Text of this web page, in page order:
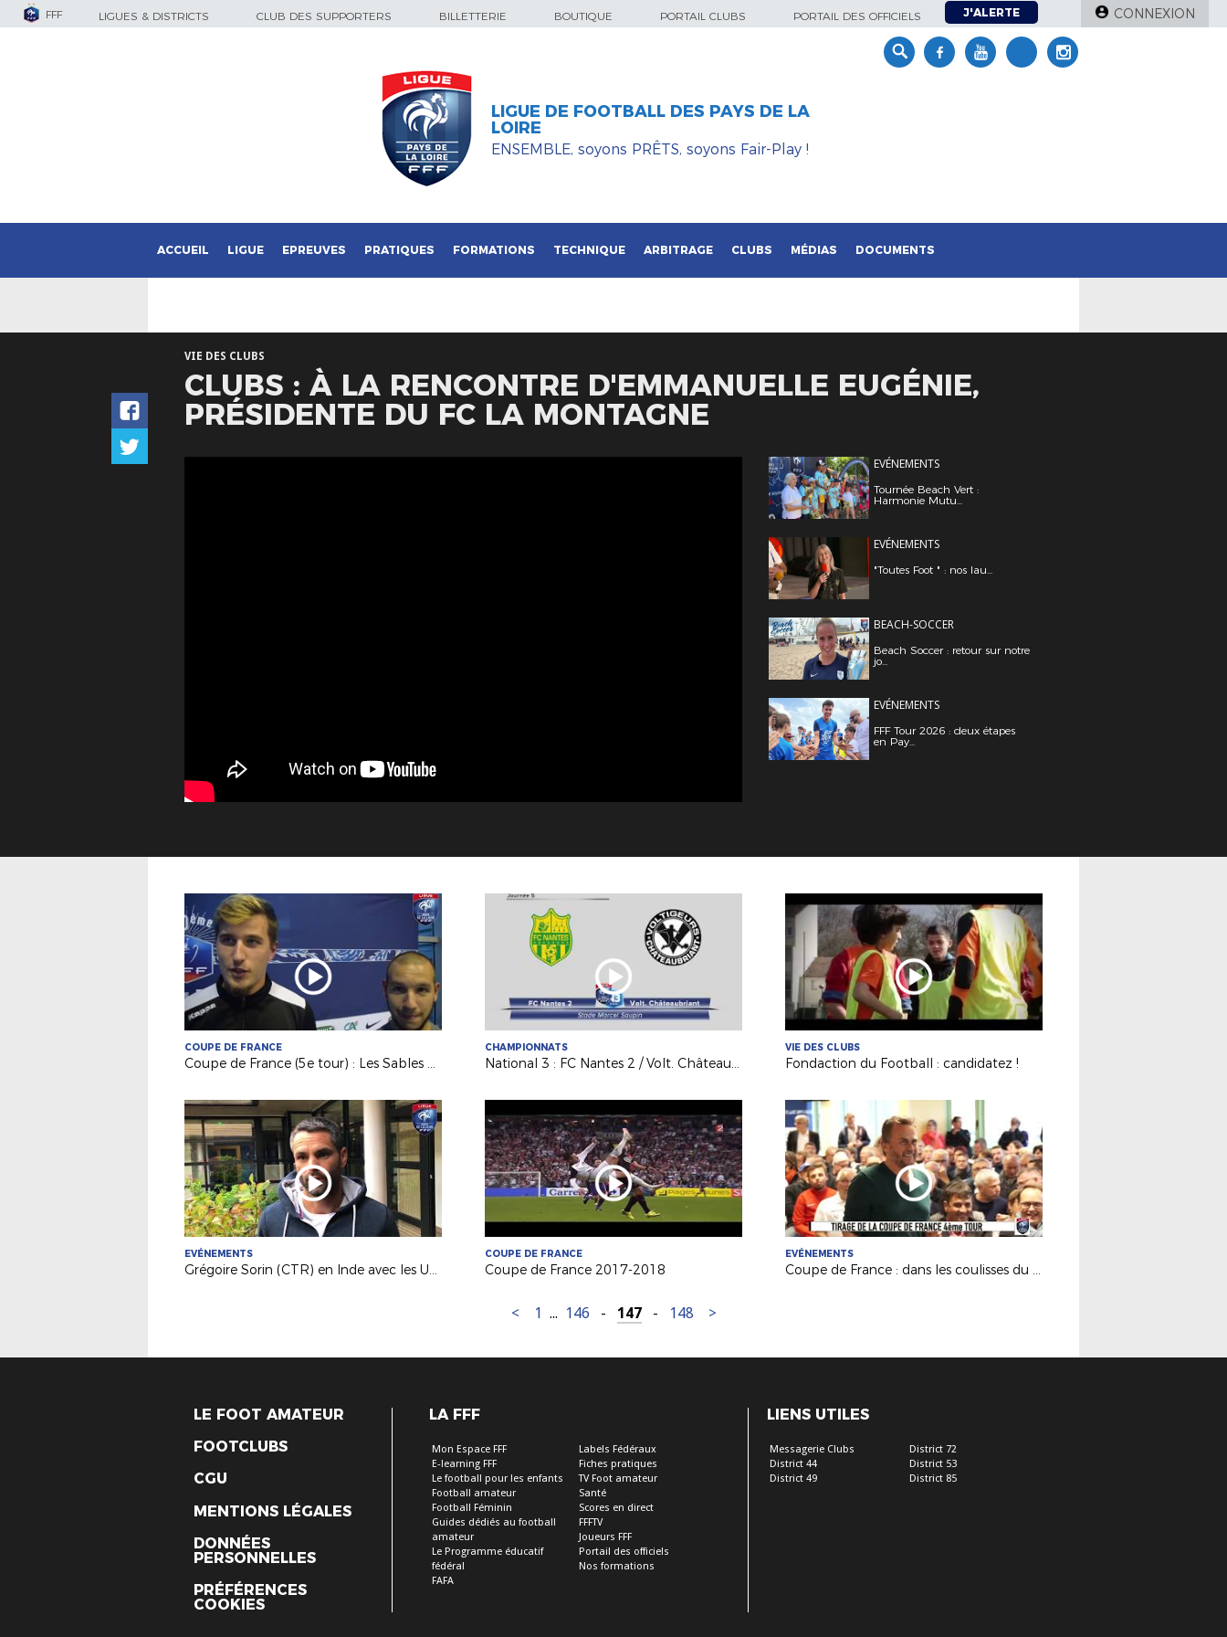
FFF LIGUES & DISTRICTS CLUB DES SUPPORTERS BILLETTERIE BOUTIQUE PORTAIL CLUBS PORTAIL DES OFFICIELS J'ALERTE CONNEXION
LIGUE DE FOOTBALL DES PAYS DE LA
LOIRE
ENSEMBLE, soyons PRÊTS, soyons Fair-Play !
ACCUEIL LIGUE EPREUVES PRATIQUES FORMATIONS TECHNIQUE ARBITRAGE CLUBS MÉDIAS DOCUMENTS
VIE DES CLUBS
CLUBS : À LA RENCONTRE D'EMMANUELLE EUGÉNIE,
PRÉSIDENTE DU FC LA MONTAGNE
EVÉNEMENTS
Tournée Beach Vert :
Harmonie Mutu...
EVÉNEMENTS
"Toutes Foot " : nos lau...
BEACH-SOCCER
Beach Soccer : retour sur notre
jo...
EVÉNEMENTS
FFF Tour 2026 : deux étapes
en Pay...
COUPE DE FRANCE
Coupe de France (5e tour) : Les Sables TVEC / AS Sautron
CHAMPIONNATS
National 3 : FC Nantes 2 / Volt. Châteaubriant (2-0)
VIE DES CLUBS
Fondaction du Football : candidatez !
EVÉNEMENTS
Grégoire Sorin (CTR) en Inde avec les U18 Français
COUPE DE FRANCE
Coupe de France 2017-2018
EVÉNEMENTS
Coupe de France : dans les coulisses du tirage du 4e tour
< 1 ... 146 - 147 - 148 >
LE FOOT AMATEUR
FOOTCLUBS
CGU
MENTIONS LÉGALES
DONNÉES
PERSONNELLES
PRÉFÉRENCES
COOKIES
LA FFF
Mon Espace FFF
E-learning FFF
Le football pour les enfants
Football amateur
Football Féminin
Guides dédiés au football
amateur
Le Programme éducatif
fédéral
FAFA
Labels Fédéraux
Fiches pratiques
TV Foot amateur
Santé
Scores en direct
FFFTV
Joueurs FFF
Portail des officiels
Nos formations
LIENS UTILES
Messagerie Clubs
District 44
District 49
District 72
District 53
District 85